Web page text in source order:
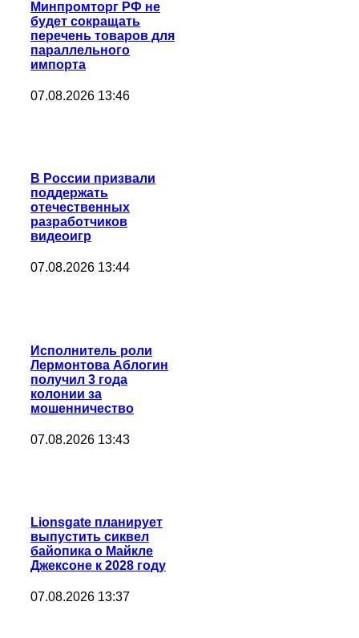
Минпромторг РФ не
будет сокращать
перечень товаров для
параллельного
импорта
07.08.2026 13:46
В России призвали
поддержать
отечественных
разработчиков
видеоигр
07.08.2026 13:44
Исполнитель роли
Лермонтова Аблогин
получил 3 года
колонии за
мошенничество
07.08.2026 13:43
Lionsgate планирует
выпустить сиквел
байопика о Майкле
Джексоне к 2028 году
07.08.2026 13:37